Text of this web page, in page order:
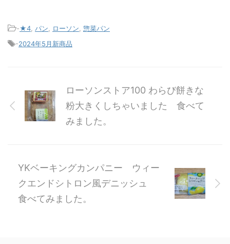
-★4 パン ローソン 惣菜パン
-2024年5月新商品
ローソンストア100 わらび餅きな
粉大きくしちゃいました 食べて
みました。
YKベーキングカンパニー ウィー
クエンドシトロン風デニッシュ
食べてみました。